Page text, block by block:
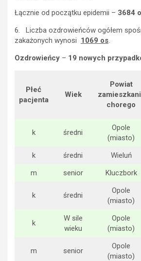
Łącznie od początku epidemii – 3684
6. Liczba ozdrowieńców ogółem
zakażonych wynosi 1069 os.
Ozdrowieńcy – 19 nowych
Płeć
pacjenta
Wiek
Powiat
chorego
k średni
Opole
(miasto)
k średni Wieluń
m
senior Kluczbork
k średni
Opole
(miasto)
k
W sile
wieku
Opole
(miasto)
m senior
Opole
(miasto)